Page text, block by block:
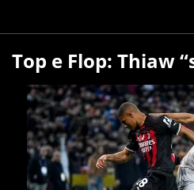
Top e Flop: Thiaw